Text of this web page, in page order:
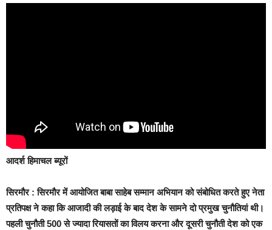
आदर्श हिमाचल ब्यूरों
सिरमौर : सिरमौर में आयोजित बाबा साहेब सम्मान अभियान को संबोधित करते हुए नेता
प्रतिपक्ष ने कहा कि आजादी की लड़ाई के बाद देश के सामने दो प्रमुख चुनौतियां थी।
पहली चुनौती 500 से ज्यादा रियासतों का विलय करना और दूसरी चुनौती देश को एक